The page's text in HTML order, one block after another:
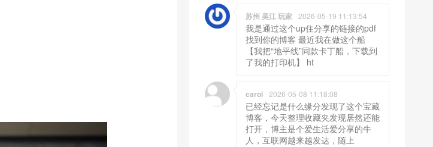
苏州 吴江 玩家 2026-05-19 11:13:54
我是通过这个up住分享的链接的pdf
找到你的博客 最近我在做这个船
【我把“地平线”同款卡丁船，下载到
了我的打印机】 ht
carol 2026-05-08 11:18:08
已经忘记是什么缘分发现了这个宝藏
博客，今天整理收藏夹发现居然还能
打开，博主是个爱生活爱分享的牛
人，互联网越来越发达，随上